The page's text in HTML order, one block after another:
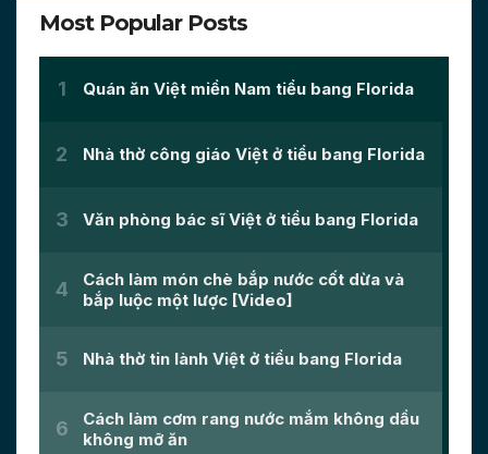
Most Popular Posts